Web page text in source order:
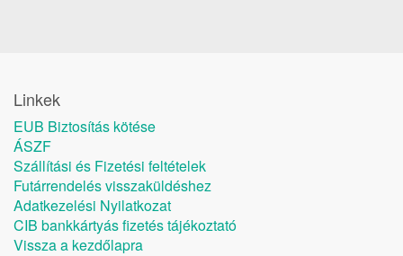
Linkek
EUB Biztosítás kötése
ÁSZF
Szállítási és Fizetési feltételek
Futárrendelés visszaküldéshez
Adatkezelési Nyilatkozat
CIB bankkártyás fizetés tájékoztató
Vissza a kezdőlapra